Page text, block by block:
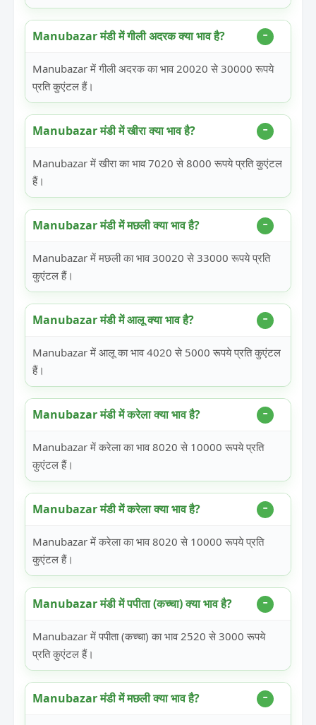
Manubazar मंडी में गीली अदरक क्या भाव है?
Manubazar में गीली अदरक का भाव 20020 से 30000 रूपये
प्रति कुएंटल हैं।
Manubazar मंडी में खीरा क्या भाव है?
Manubazar में खीरा का भाव 7020 से 8000 रूपये प्रति कुएंटल
हैं।
Manubazar मंडी में मछली क्या भाव है?
Manubazar में मछली का भाव 30020 से 33000 रूपये प्रति
कुएंटल हैं।
Manubazar मंडी में आलू क्या भाव है?
Manubazar में आलू का भाव 4020 से 5000 रूपये प्रति कुएंटल
हैं।
Manubazar मंडी में करेला क्या भाव है?
Manubazar में करेला का भाव 8020 से 10000 रूपये प्रति
कुएंटल हैं।
Manubazar मंडी में करेला क्या भाव है?
Manubazar में करेला का भाव 8020 से 10000 रूपये प्रति
कुएंटल हैं।
Manubazar मंडी में पपीता (कच्चा) क्या भाव है?
Manubazar में पपीता (कच्चा) का भाव 2520 से 3000 रूपये
प्रति कुएंटल हैं।
Manubazar मंडी में मछली क्या भाव है?